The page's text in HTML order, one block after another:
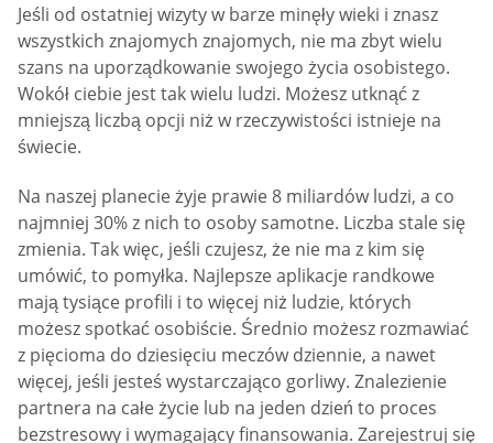
Jeśli od ostatniej wizyty w barze minęły wieki i znasz
wszystkich znajomych znajomych, nie ma zbyt wielu
szans na uporządkowanie swojego życia osobistego.
Wokół ciebie jest tak wielu ludzi. Możesz utknąć z
mniejszą liczbą opcji niż w rzeczywistości istnieje na
świecie.
Na naszej planecie żyje prawie 8 miliardów ludzi, a co
najmniej 30% z nich to osoby samotne. Liczba stale się
zmienia. Tak więc, jeśli czujesz, że nie ma z kim się
umówić, to pomyłka. Najlepsze aplikacje randkowe
mają tysiące profili i to więcej niż ludzie, których
możesz spotkać osobiście. Średnio możesz rozmawiać
z pięcioma do dziesięciu meczów dziennie, a nawet
więcej, jeśli jesteś wystarczająco gorliwy. Znalezienie
partnera na całe życie lub na jeden dzień to proces
bezstresowy i wymagający finansowania. Zarejestruj się